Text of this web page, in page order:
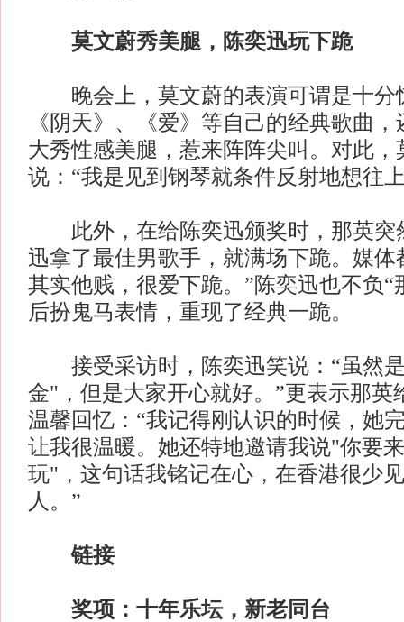
莫文蔚秀美腿，陈奕迅玩下跪
晚会上，莫文蔚的表演可谓是十分
《阴天》、《爱》等自己的经典歌曲
大秀性感美腿，惹来阵阵尖叫。对此，
说：“我是见到钢琴就条件反射地想往
此外，在给陈奕迅颁奖时，那英突
迅拿了最佳男歌手，就满场下跪。媒体
其实他贱，很爱下跪。”陈奕迅也不负“
后扮鬼马表情，重现了经典一跪。
接受采访时，陈奕迅笑说：“虽然
金"，但是大家开心就好。”更表示那英
温馨回忆：“我记得刚认识的时候，她
让我很温暖。她还特地邀请我说"你要
玩"，这句话我铭记在心，在香港很少
人。”
链接
奖项：十年乐坛，新老同台